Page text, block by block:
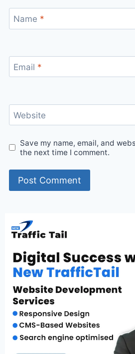
Name *
Email *
Website
Save my name, email, and
the next time I comment.